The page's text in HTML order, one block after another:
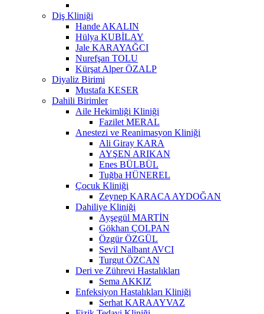
Diş Kliniği
Hande AKALIN
Hülya KUBİLAY
Jale KARAYAĞCI
Nurefşan TOLU
Kürşat Alper ÖZALP
Diyaliz Birimi
Mustafa KESER
Dahili Birimler
Aile Hekimliği Kliniği
Fazilet MERAL
Anestezi ve Reanimasyon Kliniği
Ali Giray KARA
AYŞEN ARIKAN
Enes BÜLBÜL
Tuğba HÜNEREL
Çocuk Kliniği
Zeynep KARACA AYDOĞAN
Dahiliye Kliniği
Ayşegül MARTİN
Gökhan ÇOLPAN
Özgür ÖZGÜL
Sevil Nalbant AVCI
Turgut ÖZCAN
Deri ve Zührevi Hastalıkları
Sema AKKIZ
Enfeksiyon Hastalıkları Kliniği
Serhat KARAAYVAZ